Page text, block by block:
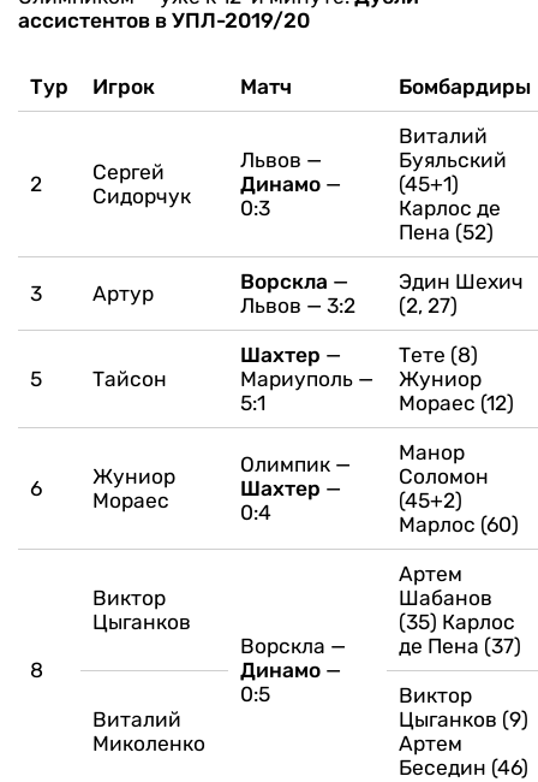
ассистентов в УПЛ-2019/20
Тур Игрок Матч Бомбардиры
2
Сергей
Сидорчук
Львов —
Динамо —
0:3
Виталий
Буяльский
(45+1)
Карлос де
Пена (52)
3 Артур Ворскла —
Львов — 3:2
Эдин Шехич
(2, 27)
5 Тайсон
Шахтер —
Мариуполь —
5:1
Тете (8)
Жуниор
Мораес (12)
6
Жуниор
Мораес
Олимпик —
Шахтер —
0:4
Манор
Соломон
(45+2)
Марлос (60)
8
Виктор
Цыганков
Ворскла —
Динамо —
0:5
Артем
Шабанов
(35) Карлос
де Пена (37)
Виталий
Миколенко
Виктор
Цыганков (9)
Артем
Беседин (46)